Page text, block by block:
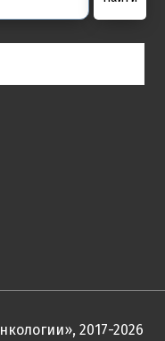
2017-2026